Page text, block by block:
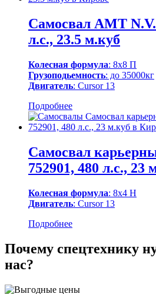
Самосвал AMT N.V.
л.с., 23.5 м.куб
Колесная формула: 8х8 П
Грузоподьемность: до 35000кг
Двигатель: Cursor 13
Подробнее
Самосвал
752901, 480 л.с., 23
Колесная формула: 8х4 Н
Двигатель: Cursor 13
Подробнее
Почему спецтехнику
нас?